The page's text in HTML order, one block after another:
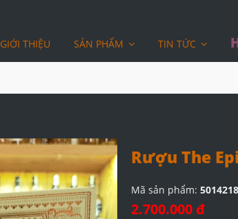
GIỚI THIỆU SẢN PHẨM TIN TỨC
Rượu The
Mã sản phẩm:
2.700.000 đ